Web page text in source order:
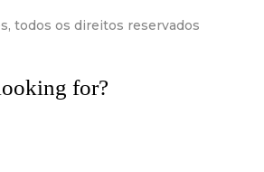
todos os direitos reservados
for?